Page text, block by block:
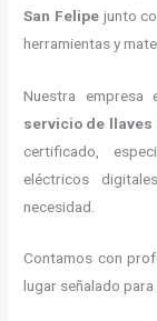
San Felipejunto
herramientas y
Nuestra
servicio de llaves
certificado,
eléctricos
necesidad.
Contamos con
lugar señalado